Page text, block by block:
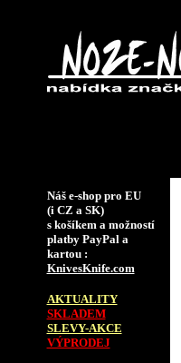
Náš e-shop pro EU
(i CZ a SK)
s košíkem a možností
platby PayPal a
kartou :
KnivesKnife.com
AKTUALITY
SKLADEM
SLEVY-AKCE
VÝPRODEJ